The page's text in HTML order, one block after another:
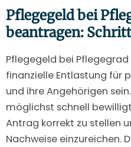
Pflegegeld bei
beantragen:
Pflegegeld bei
finanzielle Entlastung für
und ihre Angehörigen
möglichst schnell
Antrag korrekt zu stellen
Nachweise einzureichen.